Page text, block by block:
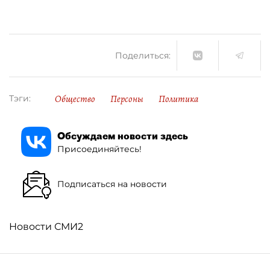
Поделиться:
Тэги: Общество Персоны Политика
Обсуждаем новости здесь
Присоединяйтесь!
Подписаться на новости
Новости СМИ2